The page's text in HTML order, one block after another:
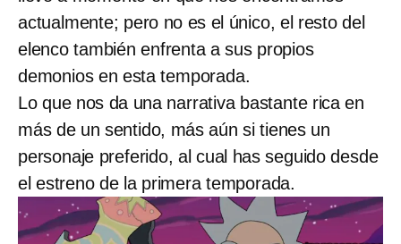
actualmente; pero no es el único, el resto del
elenco también enfrenta a sus propios
demonios en esta temporada.
Lo que nos da una narrativa bastante rica en
más de un sentido, más aún si tienes un
personaje preferido, al cual has seguido desde
el estreno de la primera temporada.